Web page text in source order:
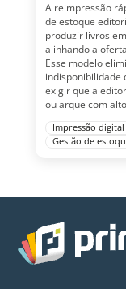
A reimpressão
de estoque
produzir livros
alinhando a
Esse modelo
indisponibilidade
exigir que a
ou arque com
Impressão
Gestão de